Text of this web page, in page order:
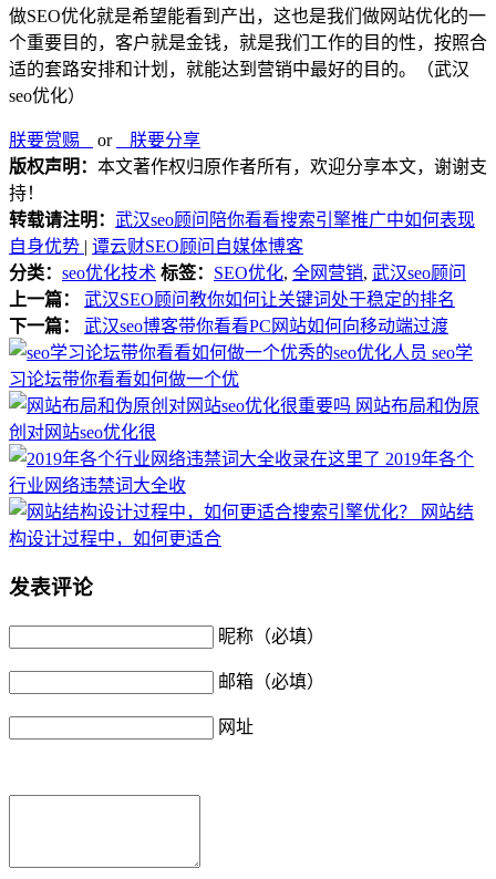
做SEO优化就是希望能看到产出，这也是我们做网站优化的一
个重要目的，客户就是金钱，就是我们工作的目的性，按照合
适的套路安排和计划，就能达到营销中最好的目的。（武汉
seo优化）
朕要赏赐 or
朕要分享
版权声明： 本文著作权归原作者所有，欢迎分享本文，谢谢支
持！
转载请注明： 武汉seo顾问陪你看看搜索引擎推广中如何表现
自身优势 | 谭云财SEO顾问自媒体博客
分类： seo优化技术 标签： SEO优化, 全网营销, 武汉seo顾问
上一篇：
武汉SEO顾问教你如何让关键词处于稳定的排名
下一篇：
武汉seo博客带你看看PC网站如何向移动端过渡
seo学
习论坛带你看看如何做一个优
网站布局和伪原
创对网站seo优化很
2019年各个
行业网络违禁词大全收
网站结
构设计过程中，如何更适合
发表评论
昵称（必填）
邮箱（必填）
网址